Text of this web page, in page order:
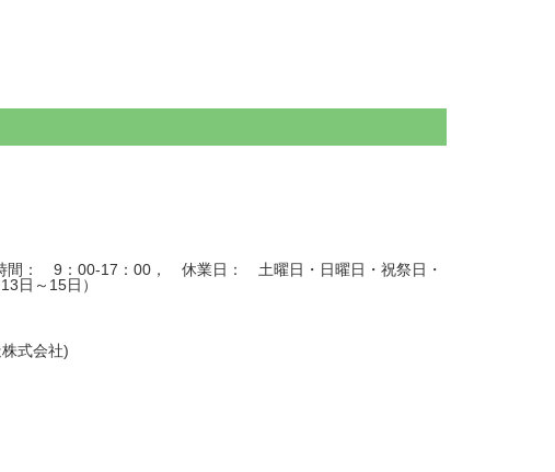
： 9：00-17：00， 休業日： 土曜日・日曜日・祝祭日・
日～15日）
式会社)